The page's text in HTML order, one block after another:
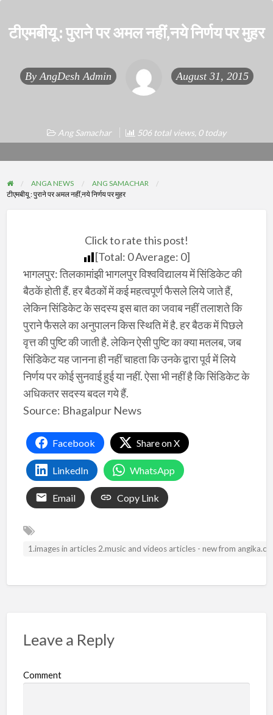
टीएमबीयू : पुराने पर अमल नहीं,नये निर्णय पर मुहर
By AngDesh Admin August 31, 2015
Ang Samachar 506 total views, 0 today
ANGA NEWS
ANG SAMACHAR
टीएमबीयू : पुराने पर अमल नहीं,नये निर्णय पर मुहर
Click to rate this post!
[Total: 0Average: 0]
भागलपुर: तिलकामांझी भागलपुर विश्वविद्यालय में सिंडिकेट की
बैठकें होती हैं. हर बैठकों में कई महत्वपूर्ण फैसले लिये जाते हैं,
लेकिन सिंडिकेट के सदस्य इस बात का जवाब नहीं तलाशते कि
पुराने फैसले का अनुपालन किस स्थिति में है. हर बैठक में पिछले
वृत्त की पुष्टि की जाती है. लेकिन ऐसी पुष्टि का क्या मतलब, जब
सिंडिकेट यह जानना ही नहीं चाहता कि उनके द्वारा पूर्व में लिये
निर्णय पर कोई सुनवाई हुई या नहीं. ऐसा भी नहीं है कि सिंडिकेट के
अधिकतर सदस्य बदल गये हैं.
Source: Bhagalpur News
Facebook Share on X
LinkedIn WhatsApp
Email Copy Link
1.images in articles 2.music and videos articles - new from
Leave a Reply
Comment